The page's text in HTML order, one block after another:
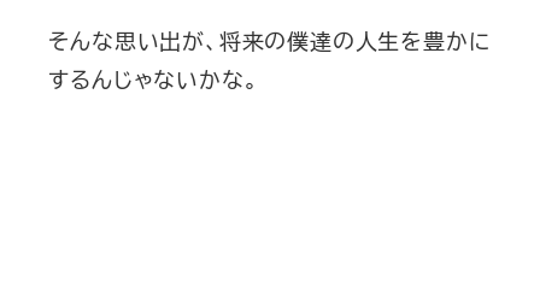
そんな思い出が、将来の僕達の人生を豊かに
するんじゃないかな。